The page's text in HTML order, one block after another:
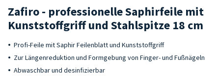
Zafiro - professionelle Saphirfeile mit
Kunststoffgriff und Stahlspitze 18 cm
Profi-Feile mit Saphir Feilenblatt und Kunststoffgriff
Zur Längenreduktion und Formgebung von Finger- und Fußnägeln
Abwaschbar und desinfizierbar